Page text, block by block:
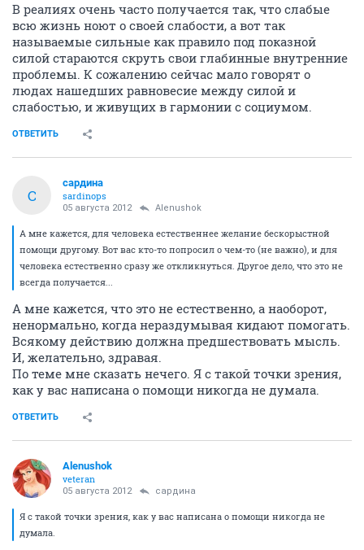
В реалиях очень часто получается так, что слабые
всю жизнь ноют о своей слабости, а вот так
называемые сильные как правило под показной
силой стараются скруть свои глабинные внутренние
проблемы. К сожалению сейчас мало говорят о
людах нашедших равновесие между силой и
слабостью, и живущих в гармонии с социумом.
ОТВЕТИТЬ
С
сардина
sardinops
05 августа 2012 Alenushok
А мне кажется, для человека естественнее желание бескорыстной
помощи другому. Вот вас кто-то попросил о чем-то (не важно), и для
человека естественно сразу же откликнуться. Другое дело, что это не
всегда получается...
А мне кажется, что это не естественно, а наоборот,
ненормально, когда нераздумывая кидают помогать.
Всякому действию должна предшествовать мысль.
И, желательно, здравая.
По теме мне сказать нечего. Я с такой точки зрения,
как у вас написана о помощи никогда не думала.
ОТВЕТИТЬ
Alenushok
veteran
05 августа 2012 сардина
Я с такой точки зрения, как у вас написана о помощи никогда не
думала.